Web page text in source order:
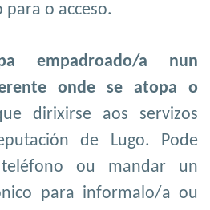
o acceso.
empadroado/a nun
onde se atopa o
dirixirse aos servizos
de Lugo. Pode
ou mandar un
para informalo/a ou